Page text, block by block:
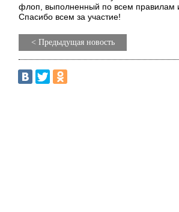
флоп, выполненный по всем правилам
Спасибо всем за участие!
< Предыдущая новость